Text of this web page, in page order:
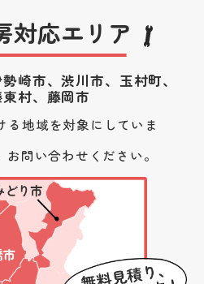
対応エリア
崎市、渋川市、 玉村町、
村、藤岡市
る地域を対象にしていま
問い合わせください。